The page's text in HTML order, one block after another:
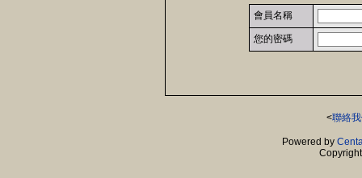
會員名稱
您的密碼
<聯絡
Powered by